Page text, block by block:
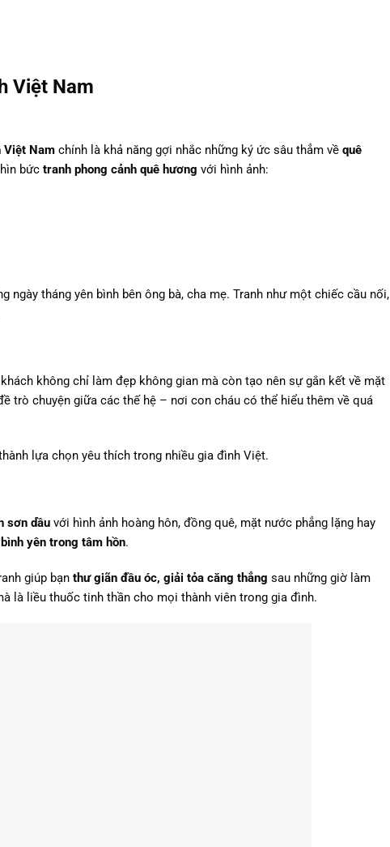
Việt Nam
Việt Nam chính là khả năng gợi nhắc những ký ức sâu thẳm về quê
bức tranh phong cảnh quê hương với hình ảnh:
ngày tháng yên bình bên ông bà, cha mẹ. Tranh như một chiếc cầu nối,
không chỉ làm đẹp không gian mà còn tạo nên sự gắn kết về mặt
trò chuyện giữa các thế hệ – nơi con cháu có thể hiểu thêm về quá
lựa chọn yêu thích trong nhiều gia đình Việt.
sơn dầu với hình ảnh hoàng hôn, đồng quê, mặt nước phẳng lặng hay
yên trong tâm hồn.
giúp bạn thư giãn đầu óc, giải tỏa căng thẳng sau những giờ làm
là liều thuốc tinh thần cho mọi thành viên trong gia đình.